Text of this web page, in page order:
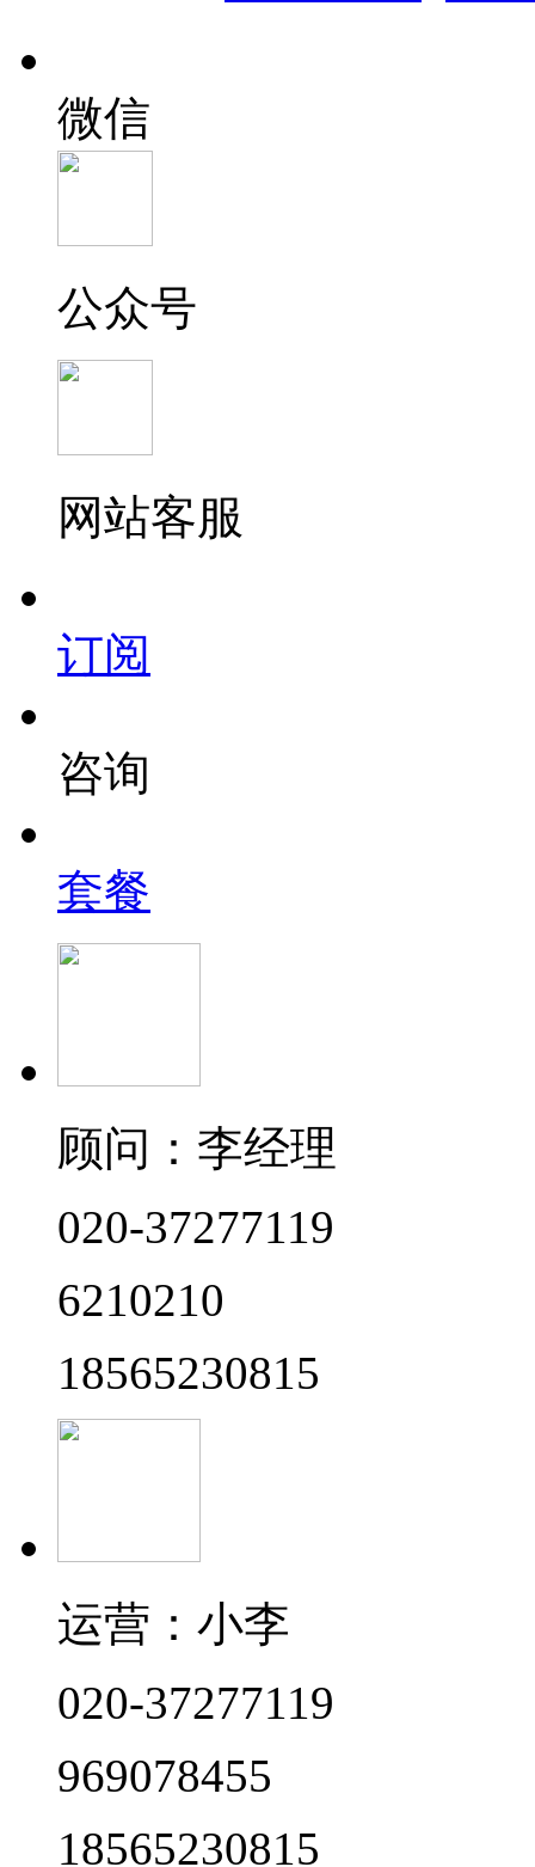
微信
公众号
网站客服
订阅
咨询
套餐
顾问：李经理
020-37277119
6210210
18565230815
运营：小李
020-37277119
969078455
18565230815